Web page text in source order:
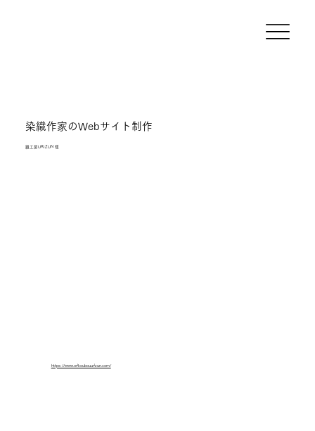
染織作家のWebサイト制作
織工房URIZUN 様
https://www.orikoubouurizun.com/